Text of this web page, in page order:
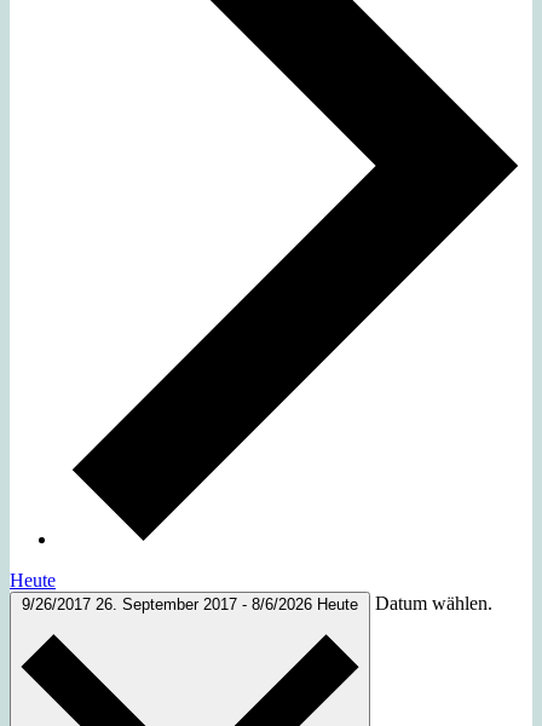
Heute
9/26/2017 26. September 2017 - 8/6/2026 Heute Datum wählen.